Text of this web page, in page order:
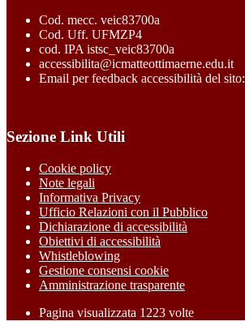
Cod. mecc. veic83700a
Cod. Uff. UFMZP4
cod. IPA istsc_veic83700a
accessibilita@icmatteottimaerne.edu.it
Email per feedback accessibilità del sito:
Sezione Link Utili
Cookie policy
Note legali
Informativa Privacy
Ufficio Relazioni con il Pubblico
Dichiarazione di accessibilità
Obiettivi di accessibilità
Whistleblowing
Gestione consensi cookie
Amministrazione trasparente
Pagina visualizzata 1223 volte